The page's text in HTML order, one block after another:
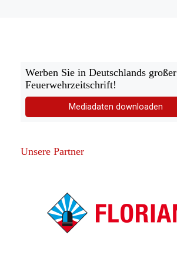
Werben Sie in Deutschlands großer
Feuerwehrzeitschrift!
Mediadaten downloaden
Unsere Partner